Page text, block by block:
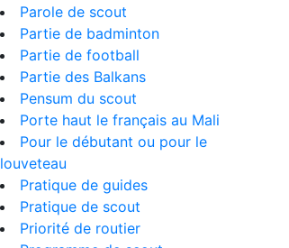
Parole de scout
Partie de badminton
Partie de football
Partie des Balkans
Pensum du scout
Porte haut le français au Mali
Pour le débutant ou pour le
louveteau
Pratique de guides
Pratique de scout
Priorité de routier